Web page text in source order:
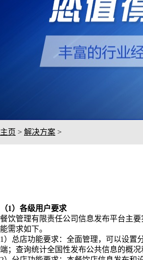
主页 > 解决方案 >
（1）各级用户要求
餐饮管理有限责任公司信息发布平台主
能需求如下。
1）总店功能要求：全面管理，可以设置
端；查询统计全国性发布公共信息的概况